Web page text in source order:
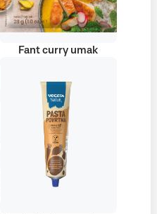
Fant curry umak